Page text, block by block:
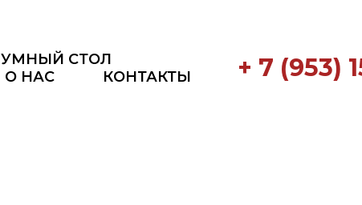
УМНЫЙ СТОЛ
О НАС КОНТАКТЫ + 7 (953)